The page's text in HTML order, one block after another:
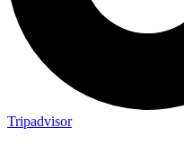
Tripadvisor